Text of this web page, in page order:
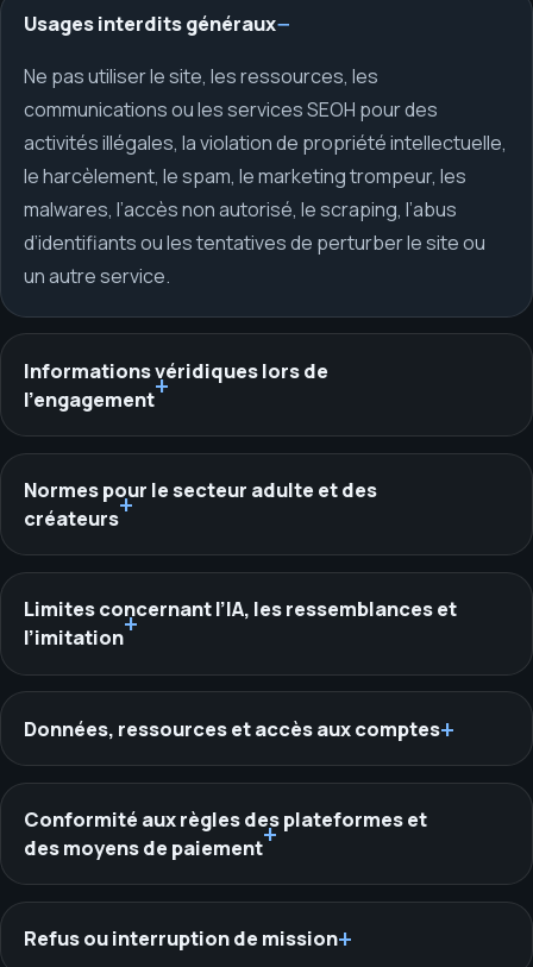
Usages interdits généraux
Ne pas utiliser le site, les ressources, les
communications ou les services SEOH pour des
activités illégales, la violation de propriété intellectuelle,
le harcèlement, le spam, le marketing trompeur, les
malwares, l’accès non autorisé, le scraping, l’abus
d’identifiants ou les tentatives de perturber le site ou
un autre service.
Informations véridiques lors de
l’engagement
Normes pour le secteur adulte et des
créateurs
Limites concernant l’IA, les ressemblances et
l’imitation
Données, ressources et accès aux comptes
Conformité aux règles des plateformes et
des moyens de paiement
Refus ou interruption de mission